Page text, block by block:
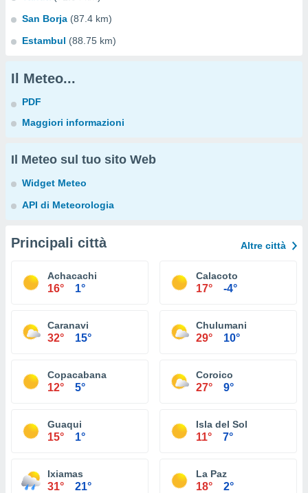
San Borja (87.4 km)
Estambul (88.75 km)
Il Meteo...
PDF
Maggiori informazioni
Il Meteo sul tuo sito Web
Widget Meteo
API di Meteorologia
Principali città Altre città
Achacachi
16° 1°
Calacoto
17° -4°
Caranavi
32° 15°
Chulumani
29° 10°
Copacabana
12° 5°
Coroico
27° 9°
Guaqui
15° 1°
Isla del Sol
11° 7°
Ixiamas
31° 21°
La Paz
18° 2°